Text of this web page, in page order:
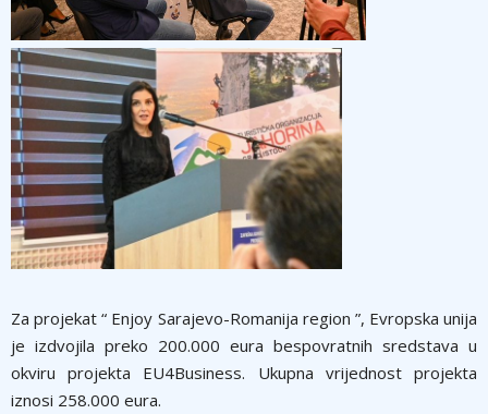
Za projekat “ Enjoy Sarajevo-Romanija region ”, Evropska unija
je izdvojila preko 200.000 eura bespovratnih sredstava u
okviru projekta EU4Business. Ukupna vrijednost projekta
iznosi 258.000 eura.